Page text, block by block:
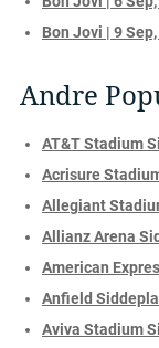
Bon Jovi | 9
Andre
AT&T Stadium
Acrisure
Allegiant
Allianz Arena
American
Anfield
Aviva Stadium